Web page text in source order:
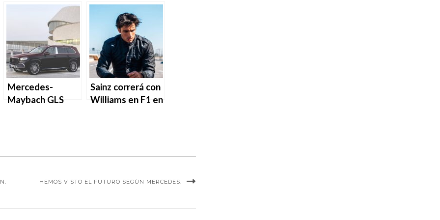
Gran Premio de
Italia 2024: gana
Hamilton.
Mercedes-
Maybach GLS
Sainz correrá con
Williams en F1 en
HEMOS VISTO EL FUTURO SEGÚN MERCEDES.